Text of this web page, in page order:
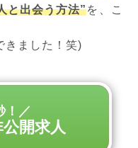
と出会う方法”を、こ
きました！笑)
！／
開求人